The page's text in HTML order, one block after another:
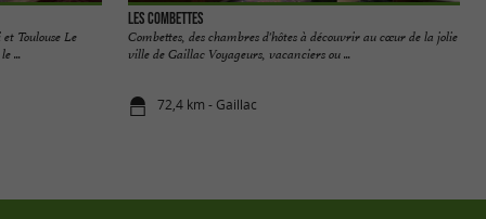
Toulouse Le
...
Les Combettes
Combettes, des chambres d'hôtes à découvrir au cœur de la jolie
ville de Gaillac Voyageurs, vacanciers ou ...
72,4 km - Gaillac